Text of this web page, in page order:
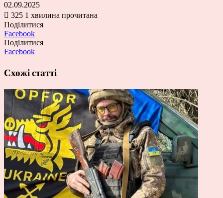
02.09.2025
325 1 хвилина прочитана
Поділитися
Facebook
Поділитися
Facebook
Схожі статті